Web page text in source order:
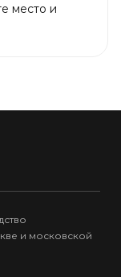
место и
и московской